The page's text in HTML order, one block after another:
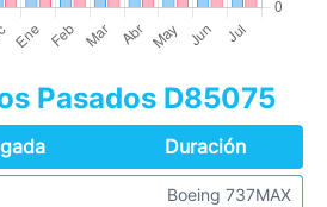
Pasados D85075
Duración
Boeing 737MAX